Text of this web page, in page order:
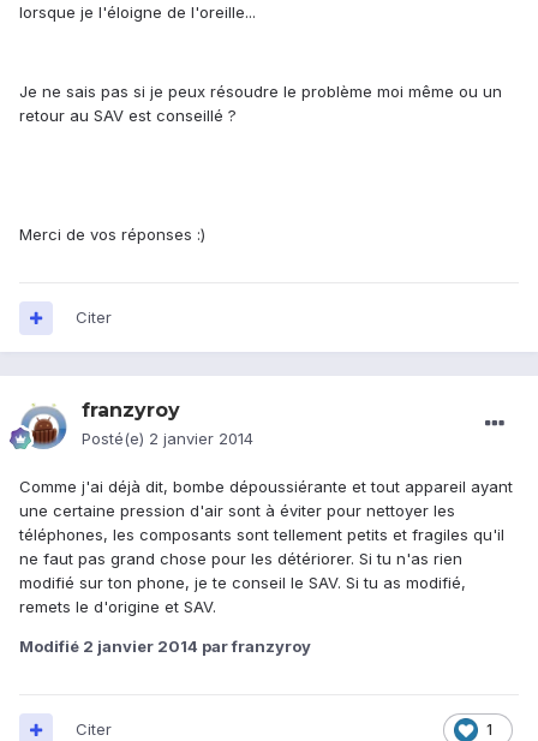
lorsque je l'éloigne de l'oreille...
Je ne sais pas si je peux résoudre le problème moi même ou un
retour au SAV est conseillé ?
Merci de vos réponses :)
Citer
franzyroy
Posté(e) 2 janvier 2014
Comme j'ai déjà dit, bombe dépoussiérante et tout appareil ayant
une certaine pression d'air sont à éviter pour nettoyer les
téléphones, les composants sont tellement petits et fragiles qu'il
ne faut pas grand chose pour les détériorer. Si tu n'as rien
modifié sur ton phone, je te conseil le SAV. Si tu as modifié,
remets le d'origine et SAV.
Modifié 2 janvier 2014 par franzyroy
1
Citer